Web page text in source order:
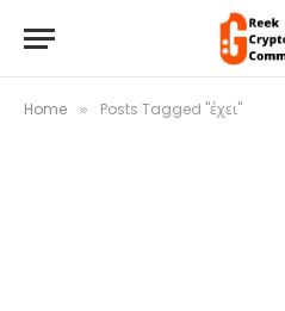
Home » Posts Tagged "έχει"